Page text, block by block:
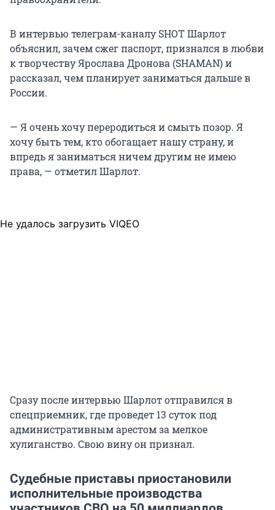
В интервью телеграм-каналу SHOT Шарлот
объяснил, зачем сжег паспорт, признался в любви
к творчеству Ярослава Дронова (SHAMAN) и
рассказал, чем планирует заниматься дальше в
России.
— Я очень хочу переродиться и смыть позор. Я
хочу быть тем, кто обогащает нашу страну, и
впредь я заниматься ничем другим не имею
права, — отметил Шарлот.
Не удалось загрузить VIQEO
Сразу после интервью Шарлот отправился в
спецприемник, где проведет 13 суток под
административным арестом за мелкое
хулиганство. Свою вину он признал.
Судебные приставы приостановили
исполнительные производства